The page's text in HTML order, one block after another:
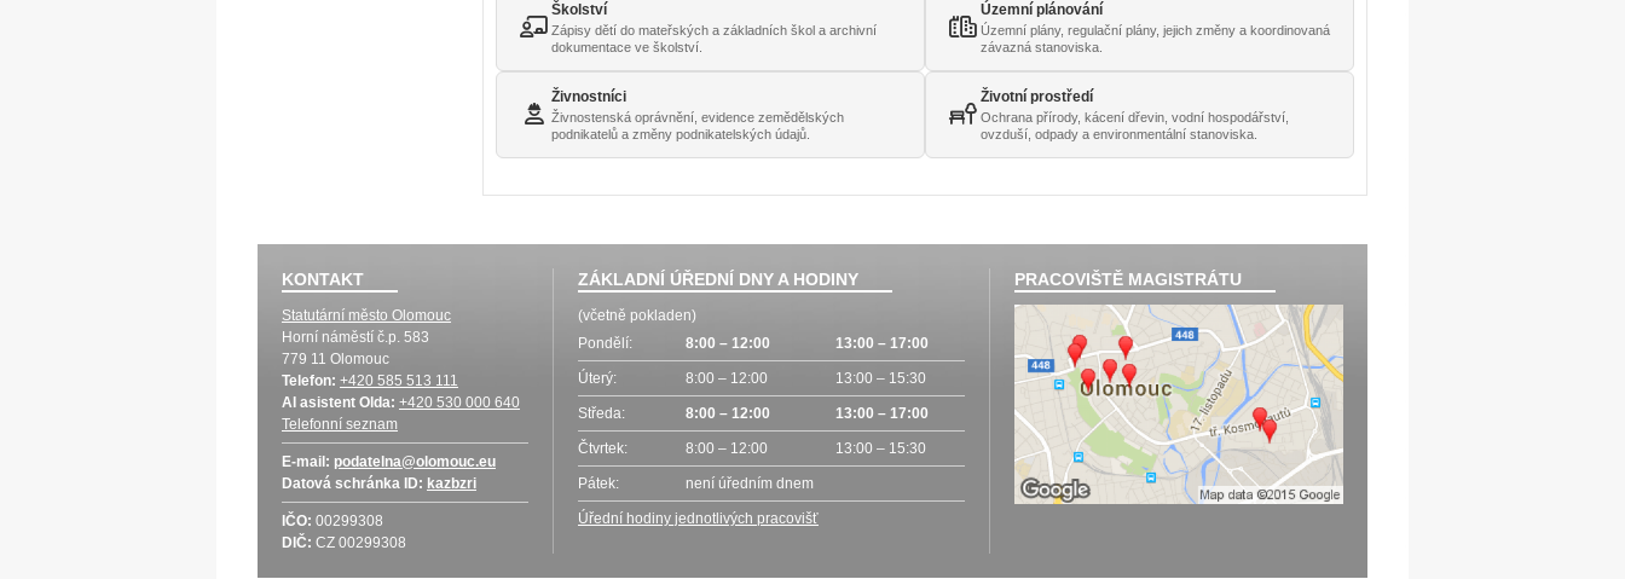
Školství
Zápisy dětí do mateřských a základních škol a archivní
dokumentace ve školství.
Územní plánování
Územní plány, regulační plány, jejich změny a koordinovaná
závazná stanoviska.
Živnostníci
Živnostenská oprávnění, evidence zemědělských
podnikatelů a změny podnikatelských údajů.
Životní prostředí
Ochrana přírody, kácení dřevin, vodní hospodářství,
ovzduší, odpady a environmentální stanoviska.
KONTAKT
Statutární město Olomouc
Horní náměstí č.p. 583
779 11 Olomouc
Telefon: +420 585 513 111
AI asistent Olda: +420 530 000 640
Telefonní seznam
E-mail: podatelna@olomouc.eu
Datová schránka ID: kazbzri
IČO: 00299308
DIČ: CZ 00299308
ZÁKLADNÍ ÚŘEDNÍ DNY A HODINY
(včetně pokladen)
Pondělí:
8:00 – 12:00 13:00 – 17:00
Úterý: 8:00 – 12:00 13:00 – 15:30
Středa: 8:00 – 12:00 13:00 – 17:00
Čtvrtek: 8:00 – 12:00 13:00 – 15:30
Pátek: není úředním dnem
Úřední hodiny jednotlivých pracovišť
PRACOVIŠTĚ MAGISTRÁTU